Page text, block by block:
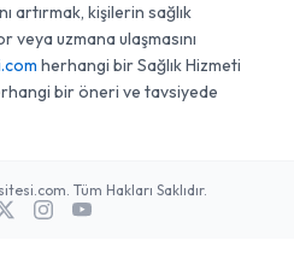
artırmak, kişilerin sağlık
veya uzmana ulaşmasını
herhangi bir Sağlık Hizmeti
bir öneri ve tavsiyede
Tüm Hakları Saklıdır.